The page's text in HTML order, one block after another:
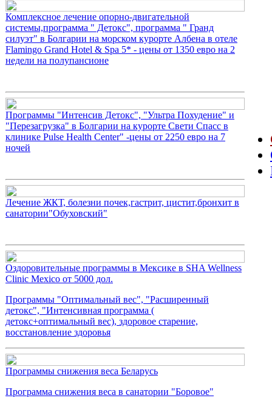
Комплексное лечение опорно-двигательной
системы,программа " Детокс", программа " Гранд
силуэт" в Болгарии на морском курорте Албена в отеле
Flamingo Grand Hotel & Spa 5* - цены от 1350 евро на 2
недели на полупансионе
Программы "Интенсив Детокс", "Ультра Похудение" и
"Перезагрузка" в Болгарии на курорте Свети Спасс в
клинике Pulse Health Center" -цены от 2250 евро на 7
ночей
Лечение ЖКТ, болезни почек,гастрит, цистит,бронхит в
санатории"Обуховский"
Оздоровительные программы в Мексике в SHA Wellness
Clinic Mexico от 5000 дол.
Программы "Оптимальный вес", "Расширенный
детокс", "Интенсивная программа (
детокс+оптимальный вес), здоровое старение,
восстановление здоровья
Программы снижения веса Беларусь
Программа снижения веса в санатории "Боровое"